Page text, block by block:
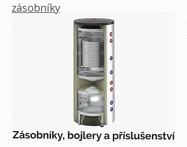
zásobníky